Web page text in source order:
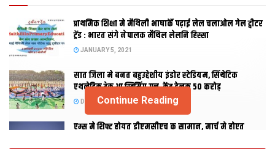
प्राथमिक शि‍क्षा मे मैथि‍ली भाषाकेँ पढ़ाई लेल चलाओल गेल ट्वीटर
ट्रेंड : भारत संगे नेपालक मैथिल लेलनि हिस्सा
JANUARY 5, 2021
सात जिला मे बनत बहुउद्देशीय इंडोर स्‍टेडि‍यम, सिंथेटिक
एथलेटिक ट्रेक आ स्विमिंग पुल, केंद्र देलक 50 करोड़
DECEMBER 26, 2020
एम्स मे शिफ्ट होयत डीएमसीएच क सामान, मार्च मे होएत
Continue Reading